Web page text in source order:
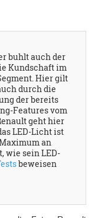
buhlt auch der
Kundschaft im
Hier gilt
durch die
der bereits
Features vom
geht hier
LED-Licht ist
an
wie sein LED-
beweisen